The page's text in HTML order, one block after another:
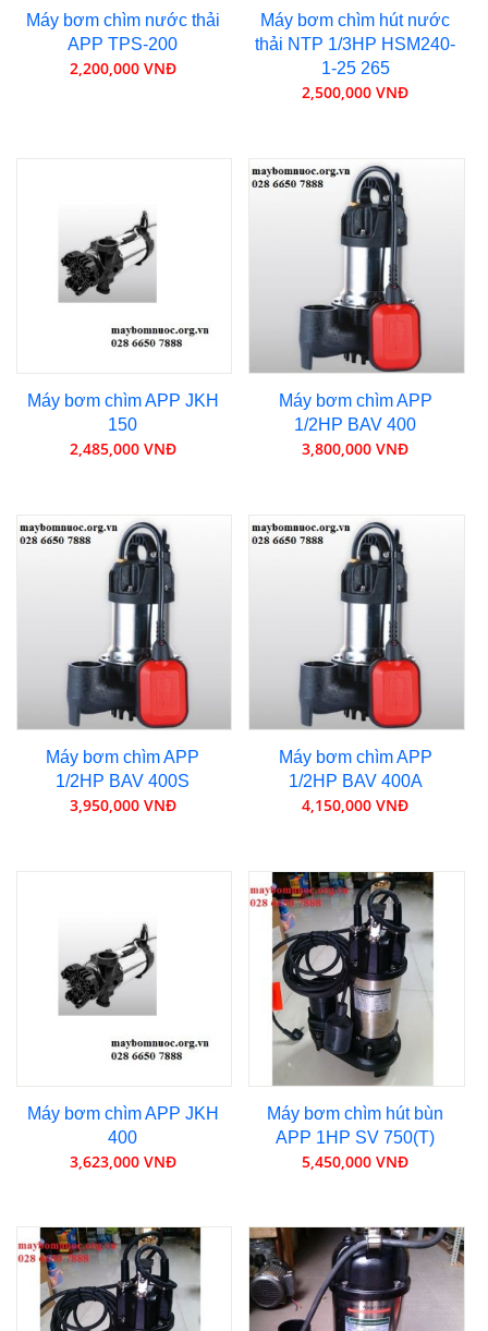
Máy bơm chìm nước thải
APP TPS-200
2,200,000 VNĐ
Máy bơm chìm hút nước
thải NTP 1/3HP HSM240-
1-25 265
2,500,000 VNĐ
Máy bơm chìm APP JKH
150
2,485,000 VNĐ
Máy bơm chìm APP
1/2HP BAV 400
3,800,000 VNĐ
Máy bơm chìm APP
1/2HP BAV 400S
3,950,000 VNĐ
Máy bơm chìm APP
1/2HP BAV 400A
4,150,000 VNĐ
Máy bơm chìm APP JKH
400
3,623,000 VNĐ
Máy bơm chìm hút bùn
APP 1HP SV 750(T)
5,450,000 VNĐ